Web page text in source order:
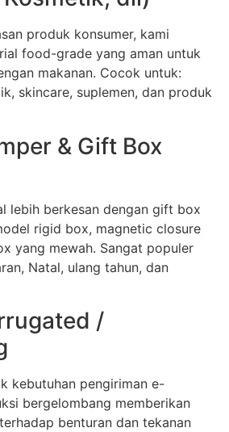
produk konsumer, kami
food-grade yang aman untuk
makanan. Cocok untuk:
skincare, suplemen, dan produk
& Gift Box
lebih berkesan dengan gift box
rigid box, magnetic closure
yang mewah. Sangat populer
Natal, ulang tahun, dan
/
kebutuhan pengiriman e-
bergelombang memberikan
benturan dan tekanan